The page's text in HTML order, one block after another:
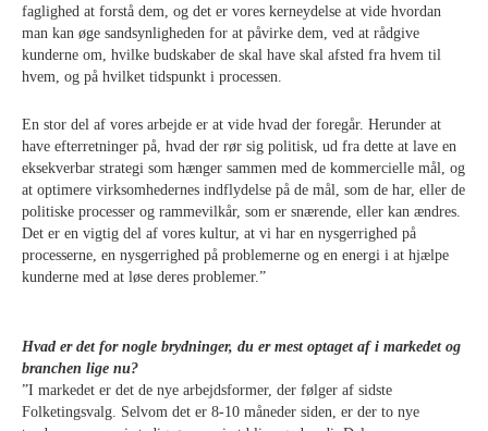
faglighed at forstå dem, og det er vores kerneydelse at vide hvordan
man kan øge sandsynligheden for at påvirke dem, ved at rådgive
kunderne om, hvilke budskaber de skal have skal afsted fra hvem til
hvem, og på hvilket tidspunkt i processen.
En stor del af vores arbejde er at vide hvad der foregår. Herunder at
have efterretninger på, hvad der rør sig politisk, ud fra dette at lave en
eksekverbar strategi som hænger sammen med de kommercielle mål, og
at optimere virksomhedernes indflydelse på de mål, som de har, eller de
politiske processer og rammevilkår, som er snærende, eller kan ændres.
Det er en vigtig del af vores kultur, at vi har en nysgerrighed på
processerne, en nysgerrighed på problemerne og en energi i at hjælpe
kunderne med at løse deres problemer.”
Hvad er det for nogle brydninger, du er mest optaget af i markedet og
branchen lige nu?
”I markedet er det de nye arbejdsformer, der følger af sidste
Folketingsvalg. Selvom det er 8-10 måneder siden, er der to nye